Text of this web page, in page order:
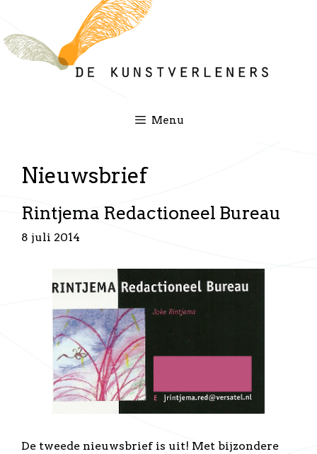
de
inhoud
Menu
Nieuwsbrief
Rintjema Redactioneel Bureau
8 juli 2014
De tweede nieuwsbrief is uit! Met bijzondere